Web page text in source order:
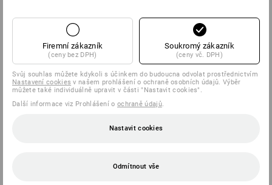
Firemní zákazník
(ceny bez DPH)
Soukromý zákazník
(ceny vč. DPH)
Svůj souhlas můžete kdykoli s účinkem do budoucna odvolat prostřednictvím
Nastavení cookies v našem prohlášení o ochraně osobních údajů. Výběr
můžete také individuálně upravit v části "Nastavit cookies".
Další informace viz Prohlášení o ochraně údajů.
Nastavit cookies
Odmítnout vše